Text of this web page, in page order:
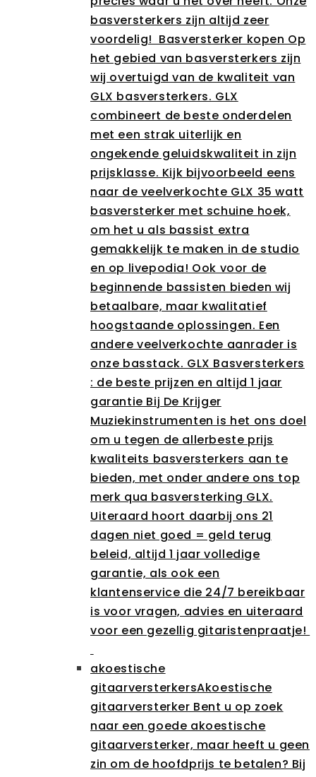
basversterkers zijn altijd zeer
voordelig! Basversterker kopen Op
het gebied van basversterkers zijn
wij overtuigd van de kwaliteit van
GLX basversterkers. GLX
combineert de beste onderdelen
met een strak uiterlijk en
ongekende geluidskwaliteit in zijn
prijsklasse. Kijk bijvoorbeeld eens
naar de veelverkochte GLX 35 watt
basversterker met schuine hoek,
om het u als bassist extra
gemakkelijk te maken in de studio
en op livepodia! Ook voor de
beginnende bassisten bieden wij
betaalbare, maar kwalitatief
hoogstaande oplossingen. Een
andere veelverkochte aanrader is
onze basstack. GLX Basversterkers
: de beste prijzen en altijd 1 jaar
garantie Bij De Krijger
Muziekinstrumenten is het ons doel
om u tegen de allerbeste prijs
kwaliteits basversterkers aan te
bieden, met onder andere ons top
merk qua basversterking GLX.
Uiteraard hoort daarbij ons 21
dagen niet goed = geld terug
beleid, altijd 1 jaar volledige
garantie, als ook een
klantenservice die 24/7 bereikbaar
is voor vragen, advies en uiteraard
voor een gezellig gitaristenpraatje!
akoestische
gitaarversterkersAkoestische
gitaarversterker Bent u op zoek
naar een goede akoestische
gitaarversterker, maar heeft u geen
zin om de hoofdprijs te betalen? Bij